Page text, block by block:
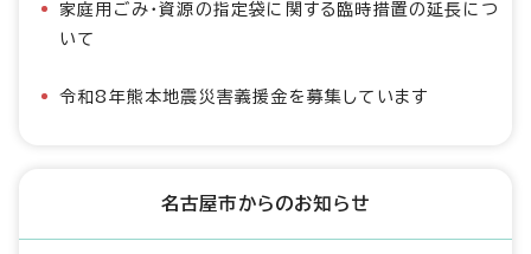
家庭用ごみ・資源の指定袋に関する臨時措置の延長につ
いて
令和8年熊本地震災害義援金を募集しています
名古屋市からのお知らせ